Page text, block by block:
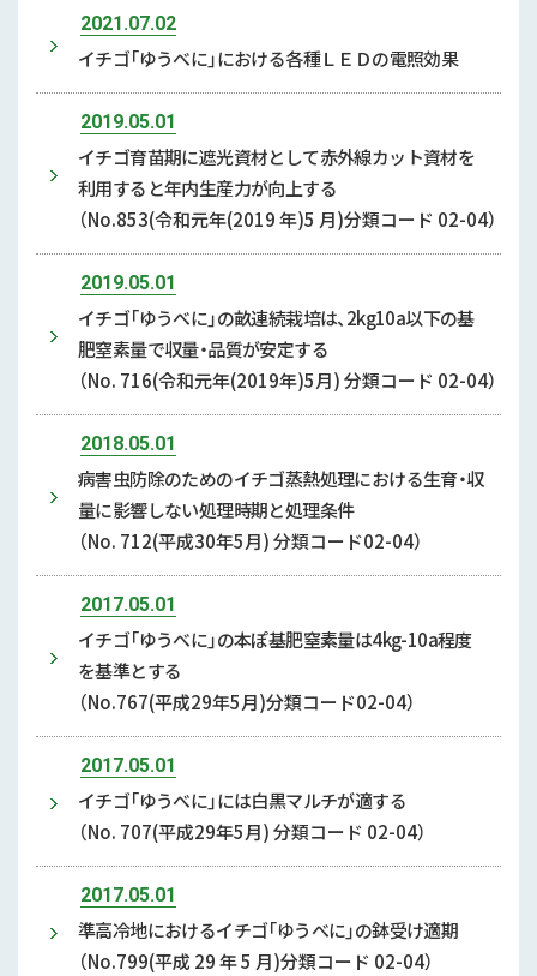
2021.07.02
イチゴ「ゆうべに」における各種ＬＥＤの電照効果
2019.05.01
イチゴ育苗期に遮光資材として赤外線カット資材を
利用すると年内生産力が向上する
（No.853(令和元年(2019 年)5 月)分類コード 02-04）
2019.05.01
イチゴ「ゆうべに」の畝連続栽培は、2kg10a以下の基
肥窒素量で収量・品質が安定する
（No. 716(令和元年(2019年)5月) 分類コード 02-04）
2018.05.01
病害虫防除のためのイチゴ蒸熱処理における生育・収
量に影響しない処理時期と処理条件
（No. 712(平成30年5月) 分類コード02-04）
2017.05.01
イチゴ「ゆうべに」の本ぽ基肥窒素量は4kg-10a程度
を基準とする
（No.767(平成29年5月)分類コード02-04）
2017.05.01
イチゴ「ゆうべに」には白黒マルチが適する
（No. 707(平成29年5月) 分類コード 02-04）
2017.05.01
準高冷地におけるイチゴ「ゆうべに」の鉢受け適期
（No.799(平成 29 年 5 月)分類コード 02-04）